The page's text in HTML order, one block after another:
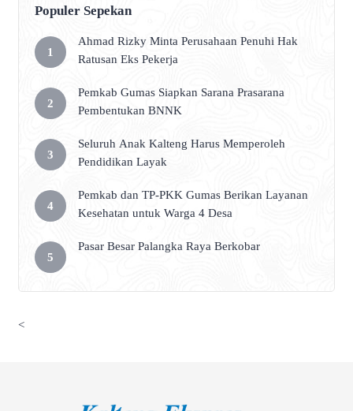
Populer Sepekan
Ahmad Rizky Minta Perusahaan Penuhi Hak
Ratusan Eks Pekerja
Pemkab Gumas Siapkan Sarana Prasarana
Pembentukan BNNK
Seluruh Anak Kalteng Harus Memperoleh
Pendidikan Layak
Pemkab dan TP-PKK Gumas Berikan Layanan
Kesehatan untuk Warga 4 Desa
Pasar Besar Palangka Raya Berkobar
<